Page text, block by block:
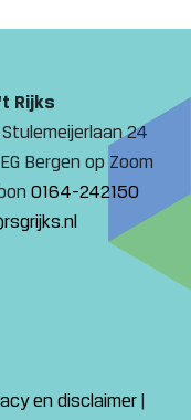
Rijks
Stulemeijerlaan 24
Bergen op Zoom
0164-242150
en disclaimer|